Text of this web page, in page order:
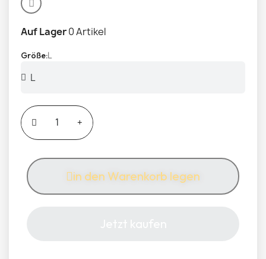
Auf Lager0 Artikel
Größe L
in den Warenkorb legen